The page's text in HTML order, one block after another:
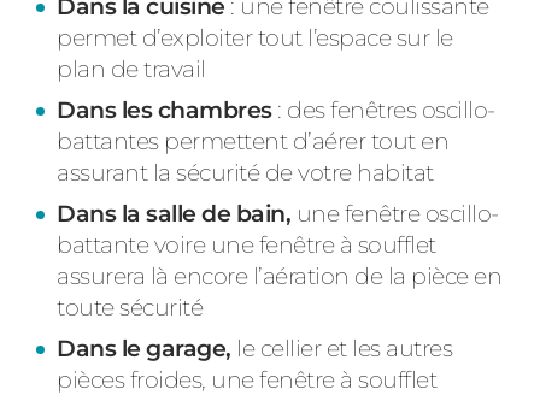
Dans la cuisine : une fenêtre coulissante
permet d’exploiter tout l’espace sur le
plan de travail
Dans les chambres: des fenêtres oscillo-
battantes permettent d’aérer tout en
assurant la sécurité de votre habitat
Dans la salle de bain, une fenêtre oscillo-
battante voire une fenêtre à soufflet
assurera là encore l’aération de la pièce en
toute sécurité
Dans le garage, le cellier et les autres
pièces froides, une fenêtre à soufflet